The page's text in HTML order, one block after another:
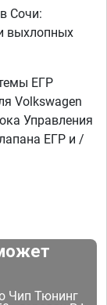
Сочи:
выхлопных
ЕГР
Volkswagen
Управления
ЕГР и /
Чип Тюнинг